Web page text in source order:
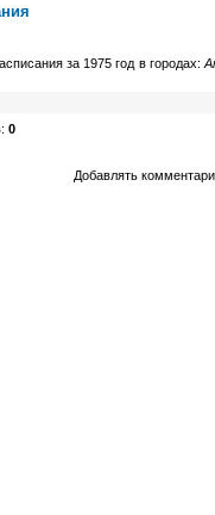
за 1975 год в городах:
: 0
Добавлять